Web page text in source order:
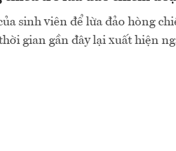
sinh viên để lừa đảo hòng
gian gần đây lại xuất hiện